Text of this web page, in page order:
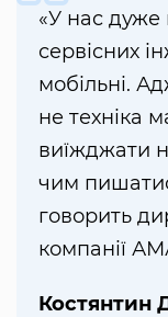
«У нас дуже
сервісних
мобільні.
не техніка
виїжджати
чим
говорить
компанії
Костянтин